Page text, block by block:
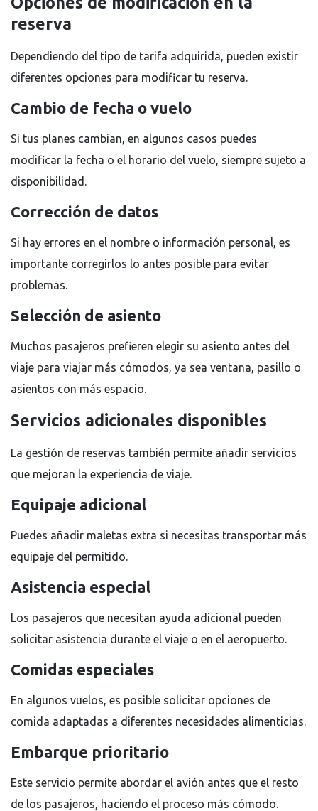
reserva
Dependiendo del tipo de tarifa adquirida, pueden existir
diferentes opciones para modificar tu reserva.
Cambio de fecha o vuelo
Si tus planes cambian, en algunos casos puedes
modificar la fecha o el horario del vuelo, siempre sujeto a
disponibilidad.
Corrección de datos
Si hay errores en el nombre o información personal, es
importante corregirlos lo antes posible para evitar
problemas.
Selección de asiento
Muchos pasajeros prefieren elegir su asiento antes del
viaje para viajar más cómodos, ya sea ventana, pasillo o
asientos con más espacio.
Servicios adicionales disponibles
La gestión de reservas también permite añadir servicios
que mejoran la experiencia de viaje.
Equipaje adicional
Puedes añadir maletas extra si necesitas transportar más
equipaje del permitido.
Asistencia especial
Los pasajeros que necesitan ayuda adicional pueden
solicitar asistencia durante el viaje o en el aeropuerto.
Comidas especiales
En algunos vuelos, es posible solicitar opciones de
comida adaptadas a diferentes necesidades alimenticias.
Embarque prioritario
Este servicio permite abordar el avión antes que el resto
de los pasajeros, haciendo el proceso más cómodo.